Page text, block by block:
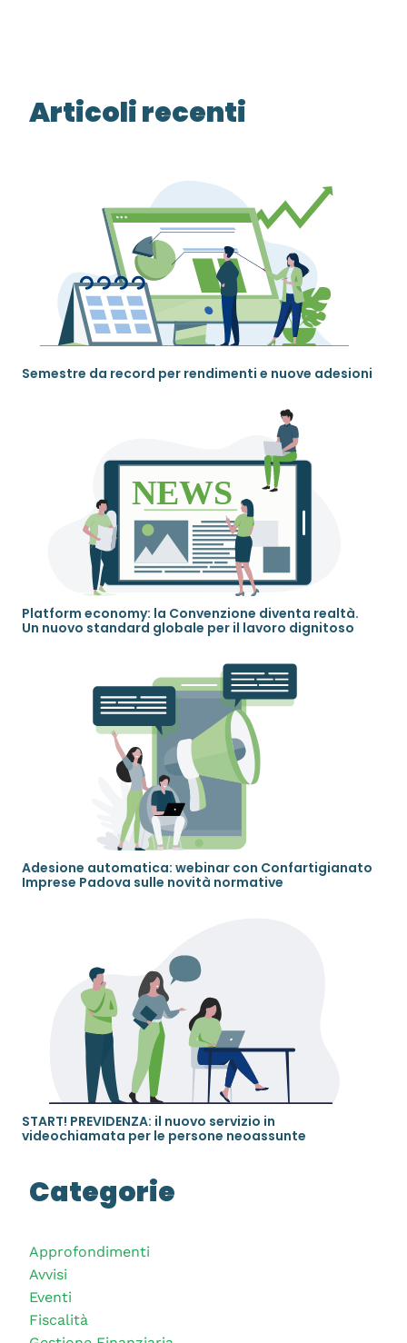
Articoli recenti
Semestre da record per rendimenti e nuove adesioni
Platform economy: la Convenzione diventa realtà.
Un nuovo standard globale per il lavoro dignitoso
Adesione automatica: webinar con Confartigianato
Imprese Padova sulle novità normative
START! PREVIDENZA: il nuovo servizio in
videochiamata per le persone neoassunte
Categorie
Approfondimenti
Avvisi
Eventi
Fiscalità